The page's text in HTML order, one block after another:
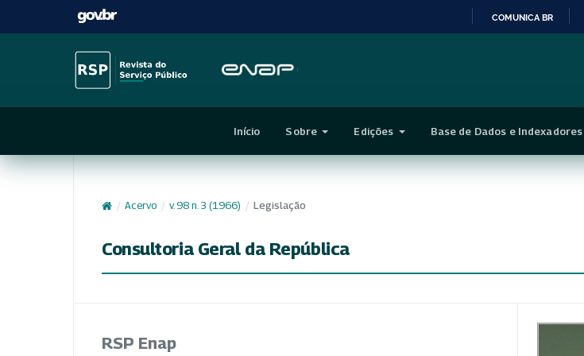
CONTEÚDO
COMUNICA BR
Início Sobre Edições Base de Dados e Indexadores
/ Acervo / v. 98 n. 3 (1966) / Legislação
Consultoria Geral da República
RSP Enap